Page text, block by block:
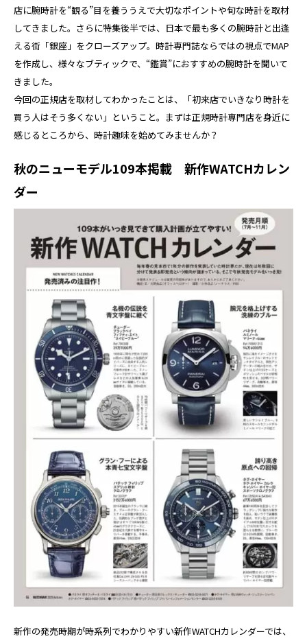
店に腕時計を“観る”目を養ううえで大切なポイントや旬な時計を取材
してきました。さらに特集後半では、日本で最も多くの腕時計と出逢
える街「銀座」をクローズアップ。時計専門誌ならではの視点でMAP
を作成し、様々なブティックで、“鑑賞”におすすめの腕時計を聞いて
きました。
今回の正規店を取材してわかったことは、「初来店でいきなり時計を
買う人はそう多くない」ということ。まずは正規時計専門店を身近に
感じるところから、時計趣味を始めてみませんか？
秋のニューモデル109本掲載 新作WATCHカレン
ダー
新作の発売時期が時系列でわかりやすい新作WATCHカレンダーでは、